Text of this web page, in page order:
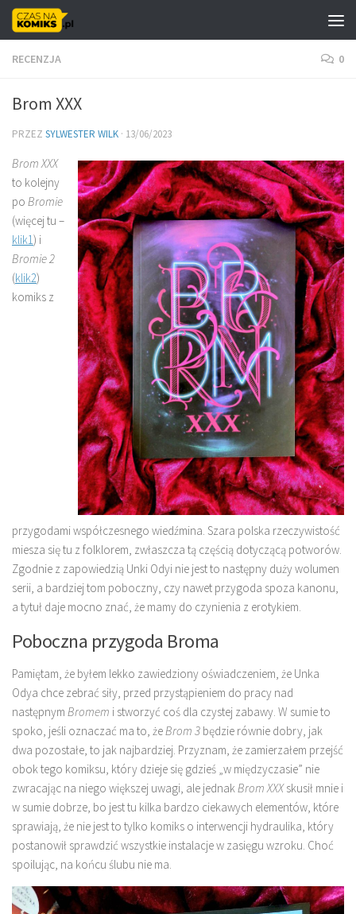
Skip to content
RECENZJA 0
Brom XXX
PRZEZ SYLWESTER WILK · 13/06/2023
Brom XXX
to kolejny
po Bromie
(więcej tu –
klik1) i
Bromie 2
(klik2)
komiks z
przygodami współczesnego wiedźmina. Szara polska rzeczywistość
miesza się tu z folklorem, zwłaszcza tą częścią dotyczącą potworów.
Zgodnie z zapowiedzią Unki Odyi nie jest to następny duży wolumen
serii, a bardziej tom poboczny, czy nawet przygoda spoza kanonu,
a tytuł daje mocno znać, że mamy do czynienia z erotykiem.
Poboczna przygoda Broma
Pamiętam, że byłem lekko zawiedziony oświadczeniem, że Unka
Odya chce zebrać siły, przed przystąpieniem do pracy nad
następnym Bromem i stworzyć coś dla czystej zabawy. W sumie to
spoko, jeśli oznaczać ma to, żeBrom 3 będzie równie dobry, jak
dwa pozostałe, to jak najbardziej. Przyznam, że zamierzałem przejść
obok tego komiksu, który dzieje się gdzieś „w międzyczasie” nie
zwracając na niego większej uwagi, ale jednakBrom XXXskusił mnie i
w sumie dobrze, bo jest tu kilka bardzo ciekawych elementów, które
sprawiają, że nie jest to tylko komiks o interwencji hydraulika, który
postanowił sprawdzić wszystkie instalacje w zasięgu wzroku. Choć
spoilując, na końcu ślubu nie ma.